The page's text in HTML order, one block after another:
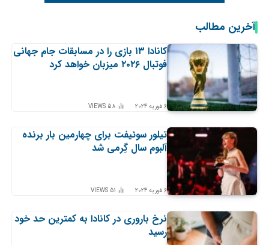
آخرین مطالب
کانادا ۱۳ بازی را در مسابقات جام جهانی
فوتبال ۲۰۲۶ میزبان خواهد کرد
6 فوریه 2024 58
VIEWS
تیلور سوئیفت برای چهارمین بار برنده
آلبوم سال گِرمی شد
6 فوریه 2024 51
VIEWS
نرخ باروری در کانادا به کمترین حد خود
رسید